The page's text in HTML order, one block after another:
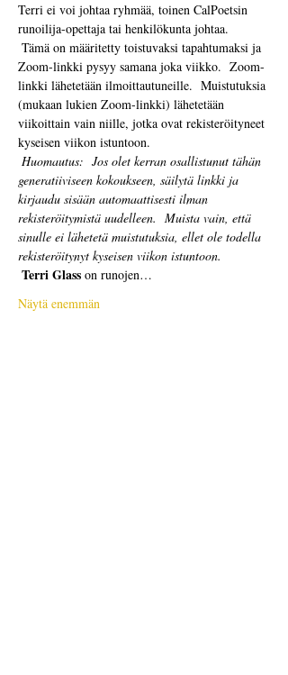
Terri ei voi johtaa ryhmää, toinen CalPoetsin
runoilija-opettaja tai henkilökunta johtaa.
Zoom-linkki pysyy samana joka viikko.  Zoom-
linkki lähetetään ilmoittautuneille.  Muistutuksia
(mukaan lukien Zoom-linkki) lähetetään
viikoittain vain niille, jotka ovat rekisteröityneet
kyseisen viikon istuntoon.
Huomautus: Jos olet kerran osallistunut tähän
generatiiviseen kokoukseen, säilytä linkki ja
kirjaudu sisään automaattisesti ilman
rekisteröitymistä uudelleen. Muista vain, että
sinulle ei lähetetä muistutuksia, ellet ole todella
rekisteröitynyt kyseisen viikon istuntoon.
Terri Glass on runojen…
Näytä enemmän